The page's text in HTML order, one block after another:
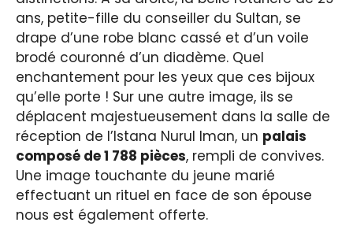
ans, petite-fille du conseiller du Sultan, se
drape d’une robe blanc cassé et d’un voile
brodé couronné d’un diadème. Quel
enchantement pour les yeux que ces bijoux
qu’elle porte ! Sur une autre image, ils se
déplacent majestueusement dans la salle de
réception de l’Istana Nurul Iman, un palais
composé de 1 788 pièces, rempli de convives.
Une image touchante du jeune marié
effectuant un rituel en face de son épouse
nous est également offerte.